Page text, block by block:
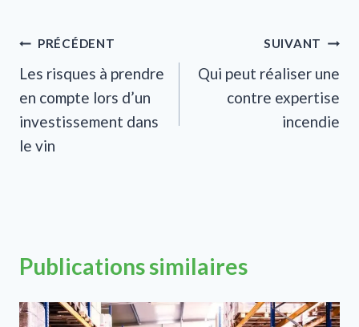
Navigation
de
l’article
PRÉCÉDENT
Les risques à prendre
en compte lors d’un
investissement dans
le vin
SUIVANT
Qui peut réaliser une
contre expertise
incendie
Publications similaires